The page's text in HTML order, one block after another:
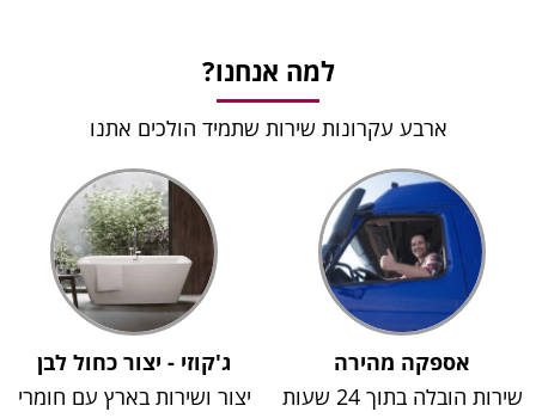
למה אנחנו?
ארבע עקרונות שירות שתמיד הולכים אתנו
אספקה מהירה
שירות הובלה בתוך 24 שעות
ג'קוזי - יצור כחול לבן
יצור ושירות בארץ עם חומרי